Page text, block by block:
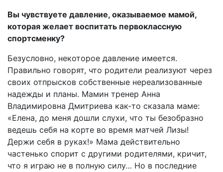
Вы чувствуете давление, оказываемое мамой,
которая желает воспитать первоклассную
спортсменку?
Безусловно, некоторое давление имеется.
Правильно говорят, что родители реализуют через
своих отпрысков собственные нереализованные
надежды и планы. Мамин тренер Анна
Владимировна Дмитриева как-то сказала маме:
«Елена, до меня дошли слухи, что ты безобразно
ведешь себя на корте во время матчей Лизы!
Держи себя в руках!» Мама действительно
частенько спорит с другими родителями, кричит,
что я играю не в полную силу… Но в последние